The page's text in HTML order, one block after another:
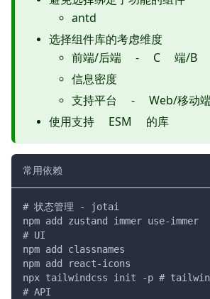
antd
选择组件库的考虑维度
前端/后端 - C 端/B
信息密度
支持平台 - Web/移动
使用支持 ESM 的库
常用依赖
# 状态管理 - jotai
npm add zustand immer use-immer
# UI
npm add classnames
npm add react-icons
npx tailwindcss init -p #
# API